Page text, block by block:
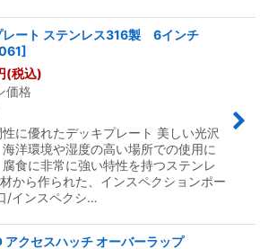
レート ステンレス316製 6インチ
]
(税込)
価格
に優れたデッキプレート 美しい光沢
洋環境や湿度の高い場所での使用に
食に非常に強い特性を持つステンレ
から作られた、インスペクションポー
/インスペクシ…
アクセスハッチ オーバーラップ